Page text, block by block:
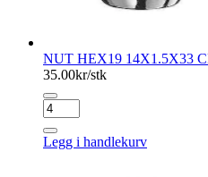
NUT HEX19 14X1.5X33
35.00kr/stk
NUT
HEX19
14X1.5X33
CLOSED
Legg i handlekurv